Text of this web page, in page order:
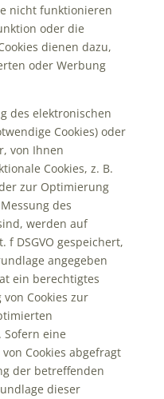
nicht funktionieren
oder die
dienen dazu,
oder Werbung
des elektronischen
Cookies) oder
von Ihnen
Cookies, z. B.
zur Optimierung
des
werden auf
f DSGVO gespeichert,
angegeben
ein berechtigtes
Cookies zur
eine
Cookies abgefragt
der betreffenden
dieser